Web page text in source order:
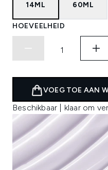
14ML 60ML
HOEVEELHEID
VOEG TOE AAN
Beschikbaar | klaar om